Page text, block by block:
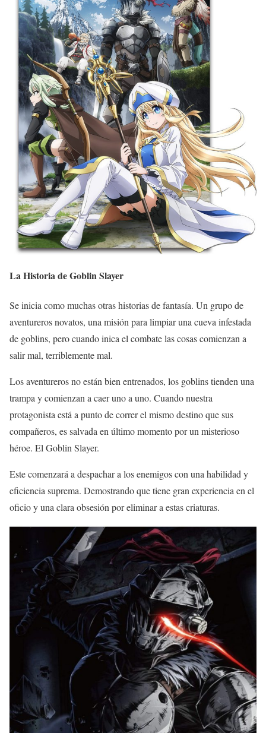
La Historia de Goblin Slayer
Se inicia como muchas otras historias de fantasía. Un grupo de
aventureros novatos, una misión para limpiar una cueva infestada
de goblins, pero cuando inica el combate las cosas comienzan a
salir mal, terriblemente mal.
Los aventureros no están bien entrenados, los goblins tienden una
trampa y comienzan a caer uno a uno. Cuando nuestra
protagonista está a punto de correr el mismo destino que sus
compañeros, es salvada en último momento por un misterioso
héroe. El Goblin Slayer.
Este comenzará a despachar a los enemigos con una habilidad y
eficiencia suprema. Demostrando que tiene gran experiencia en el
oficio y una clara obsesión por eliminar a estas criaturas.